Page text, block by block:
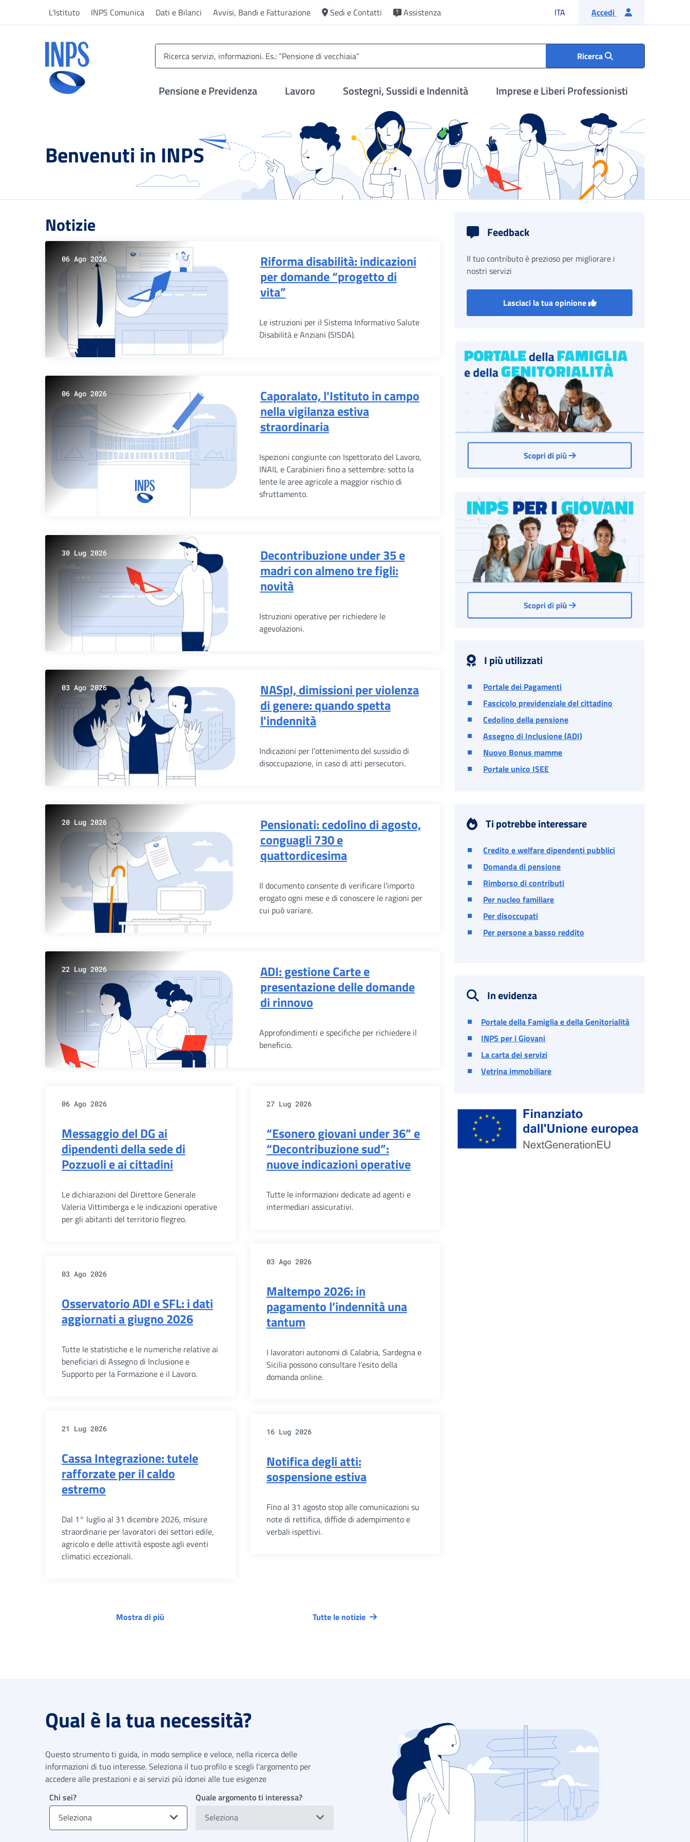
L'Istituto INPS Comunica Dati e Bilanci Avvisi, Bandi e Fatturazione Sedi e Contatti Assistenza ITA Lingua italiana
Accedi
Ricerca
Pensione e Previdenza Lavoro Sostegni, Sussidi e Indennità Imprese e Liberi Professionisti
Benvenuti in INPS
Notizie
06 Ago 2026
Riforma disabilità: indicazioni
per domande “progetto di
vita”
Le istruzioni per il Sistema Informativo Salute
Disabilità e Anziani (SISDA).
06 Ago 2026
Caporalato, l'Istituto in campo
nella vigilanza estiva
straordinaria
Ispezioni congiunte con Ispettorato del Lavoro,
INAIL e Carabinieri fino a settembre: sotto la
lente le aree agricole a maggior rischio di
sfruttamento.
30 Lug 2026
Decontribuzione under 35 e
madri con almeno tre figli:
novità
Istruzioni operative per richiedere le
agevolazioni.
03 Ago 2026
NASpI, dimissioni per violenza
di genere: quando spetta
l'indennità
Indicazioni per l’ottenimento del sussidio di
disoccupazione, in caso di atti persecutori.
20 Lug 2026
Pensionati: cedolino di agosto,
conguagli 730 e
quattordicesima
Il documento consente di verificare l’importo
erogato ogni mese e di conoscere le ragioni per
cui può variare.
22 Lug 2026
ADI: gestione Carte e
presentazione delle domande
di rinnovo
Approfondimenti e specifiche per richiedere il
beneficio.
06 Ago 2026
Messaggio del DG ai
dipendenti della sede di
Pozzuoli e ai cittadini
Le dichiarazioni del Direttore Generale
Valeria Vittimberga e le indicazioni operative
per gli abitanti del territorio flegreo.
27 Lug 2026
“Esonero giovani under 36” e
“Decontribuzione sud”:
nuove indicazioni operative
Tutte le informazioni dedicate ad agenti e
intermediari assicurativi.
03 Ago 2026
Osservatorio ADI e SFL: i dati
aggiornati a giugno 2026
Tutte le statistiche e le numeriche relative ai
beneficiari di Assegno di Inclusione e
Supporto per la Formazione e il Lavoro.
03 Ago 2026
Maltempo 2026: in
pagamento l’indennità una
tantum
I lavoratori autonomi di Calabria, Sardegna e
Sicilia possono consultare l’esito della
domanda online.
21 Lug 2026
Cassa Integrazione: tutele
rafforzate per il caldo
estremo
Dal 1° luglio al 31 dicembre 2026, misure
straordinarie per lavoratori dei settori edile,
agricolo e delle attività esposte agli eventi
climatici eccezionali.
16 Lug 2026
Notifica degli atti:
sospensione estiva
Fino al 31 agosto stop alle comunicazioni su
note di rettifica, diffide di adempimento e
verbali ispettivi.
Mostra di più Tutte le notizie
Feedback
Il tuo contributo è prezioso per migliorare i
nostri servizi
Lasciaci la tua opinione
I più utilizzati
Portale dei Pagamenti
Fascicolo previdenziale del cittadino
Cedolino della pensione
Assegno di Inclusione (ADI)
Nuovo Bonus mamme
Portale unico ISEE
Ti potrebbe interessare
Credito e welfare dipendenti pubblici
Domanda di pensione
Rimborso di contributi
Per nucleo familiare
Per disoccupati
Per persone a basso reddito
In evidenza
Portale della Famiglia e della Genitorialità
INPS per i Giovani
La carta dei servizi
Vetrina immobiliare
Qual è la tua necessità?
Questo strumento ti guida, in modo semplice e veloce, nella ricerca delle
informazioni di tuo interesse. Seleziona il tuo profilo e scegli l’argomento per
accedere alle prestazioni e ai servizi più idonei alle tue esigenze
Chi sei?
Seleziona
Quale argomento ti interessa?
Seleziona